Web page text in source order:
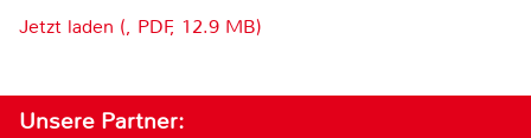
Jetzt laden (, PDF, 12.9 MB)
Unsere Partner: